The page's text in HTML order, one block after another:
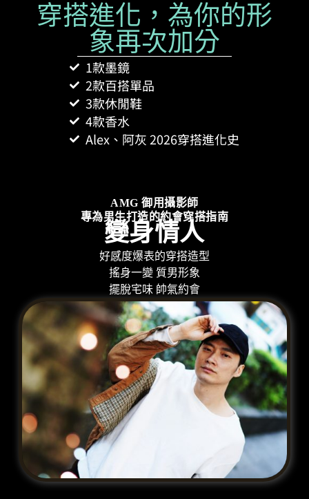
穿搭進化，為你的形
象再次加分
1款墨鏡
2款百搭單品
3款休閒鞋
4款香水
Alex、阿灰 2026穿搭進化史
AMG 御用攝影師​
專為男生打造的約會穿搭指南​
變身情人
好感度爆表的穿搭造型​
搖身一變 質男形象​
擺脫宅味 帥氣約會